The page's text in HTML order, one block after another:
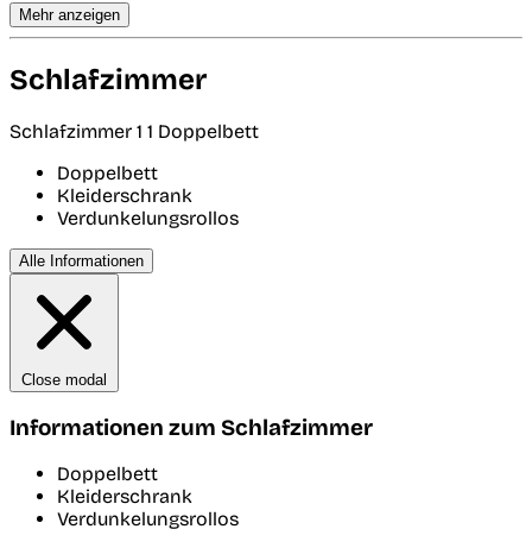
Mehr anzeigen
Schlafzimmer
Schlafzimmer 1 1 Doppelbett
Doppelbett
Kleiderschrank
Verdunkelungsrollos
Alle Informationen
Close modal
Informationen zum Schlafzimmer
Doppelbett
Kleiderschrank
Verdunkelungsrollos